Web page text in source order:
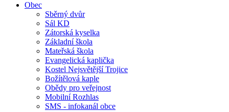
Obec
Sběrný dvůr
Sál KD
Zátorská kyselka
Základní škola
Mateřská škola
Evangelická kaplička
Kostel Nejsvětější Trojice
Božítělová kaple
Obědy pro veřejnost
Mobilní Rozhlas
SMS - infokanál obce